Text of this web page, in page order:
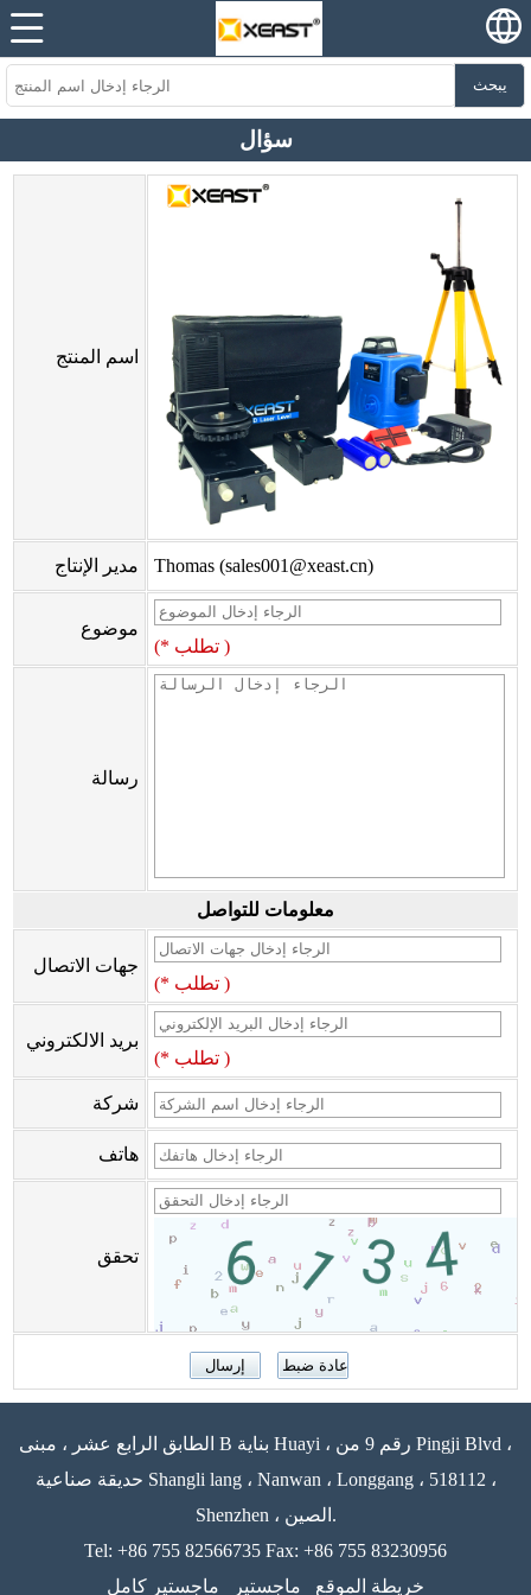
يبحث
سؤال
اسم المنتج
مدير الإنتاج Thomas (sales001@xeast.cn)
موضوع
(* تطلب )
رسالة
معلومات للتواصل
جهات الاتصال
(* تطلب )
بريد الالكتروني
(* تطلب )
شركة
هاتف
تحقق
الطابق الرابع عشر ، مبنى B بناية Huayi ، رقم 9 من Pingji Blvd ،
حديقة صناعية Shangli lang ، Nanwan ، Longgang ، 518112 ،
Shenzhen ، الصين.
Tel: +86 755 82566735 Fax: +86 755 83230956
خريطة الموقع
ماجستير ماجستير كامل